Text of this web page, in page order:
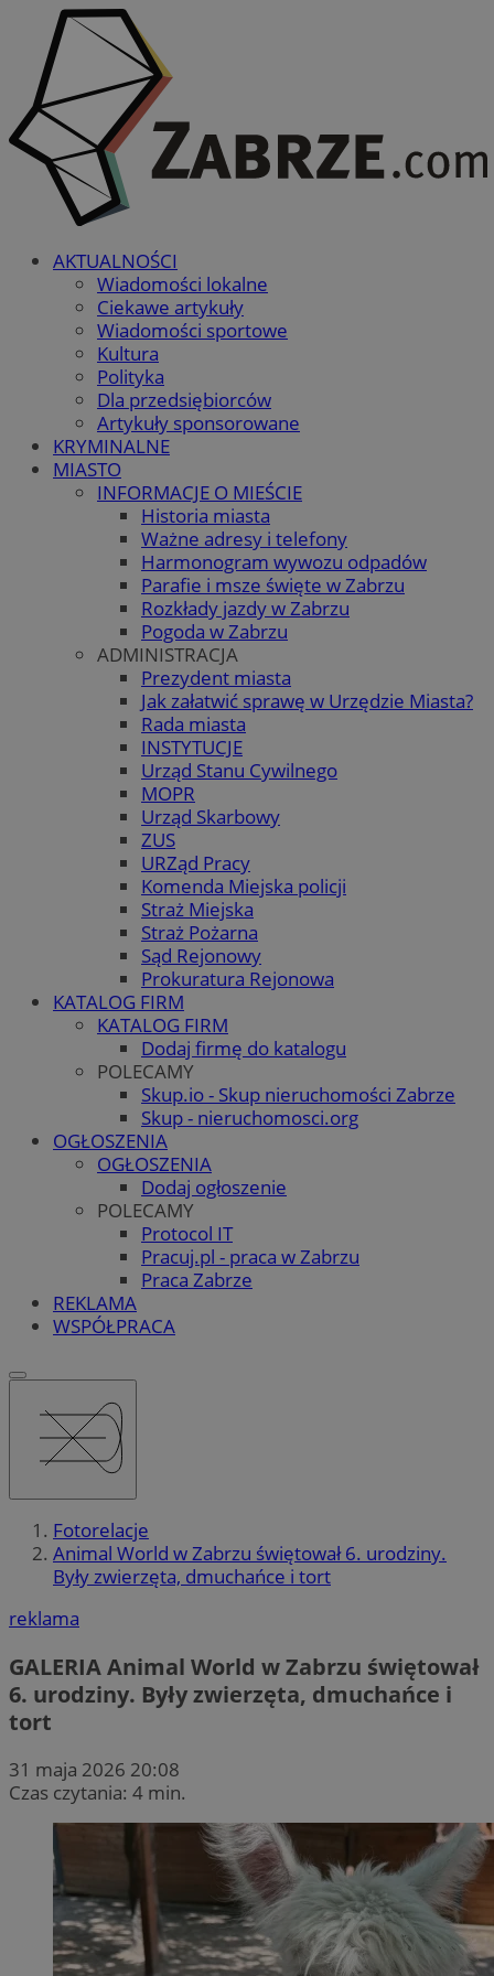
AKTUALNOŚCI
Wiadomości lokalne
Ciekawe artykuły
Wiadomości sportowe
Kultura
Polityka
Dla przedsiębiorców
Artykuły sponsorowane
KRYMINALNE
MIASTO
INFORMACJE O MIEŚCIE
Historia miasta
Ważne adresy i telefony
Harmonogram wywozu odpadów
Parafie i msze święte w Zabrzu
Rozkłady jazdy w Zabrzu
Pogoda w Zabrzu
ADMINISTRACJA
Prezydent miasta
Jak załatwić sprawę w Urzędzie Miasta?
Rada miasta
INSTYTUCJE
Urząd Stanu Cywilnego
MOPR
Urząd Skarbowy
ZUS
URZąd Pracy
Komenda Miejska policji
Straż Miejska
Straż Pożarna
Sąd Rejonowy
Prokuratura Rejonowa
KATALOG FIRM
KATALOG FIRM
Dodaj firmę do katalogu
POLECAMY
Skup.io - Skup nieruchomości Zabrze
Skup - nieruchomosci.org
OGŁOSZENIA
OGŁOSZENIA
Dodaj ogłoszenie
POLECAMY
Protocol IT
Pracuj.pl - praca w Zabrzu
Praca Zabrze
REKLAMA
WSPÓŁPRACA
Fotorelacje
Animal World w Zabrzu świętował 6. urodziny.
Były zwierzęta, dmuchańce i tort
reklama
GALERIAAnimal World w Zabrzu świętował
6. urodziny. Były zwierzęta, dmuchańce i
tort
31 maja 2026 20:08
Czas czytania: 4 min.